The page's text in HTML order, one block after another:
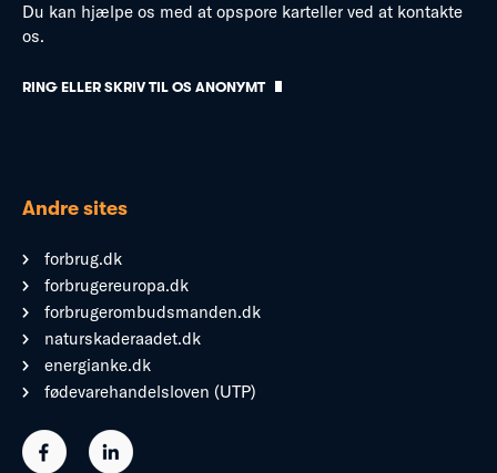
Du kan hjælpe os med at opspore karteller ved at kontakte
os.
RING ELLER SKRIV TIL OS ANONYMT
Andre sites
forbrug.dk
forbrugereuropa.dk
forbrugerombudsmanden.dk
naturskaderaadet.dk
energianke.dk
fødevarehandelsloven (UTP)